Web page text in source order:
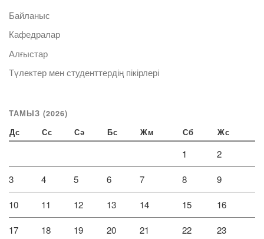
Байланыс
Кафедралар
Алғыстар
Түлектер мен студенттердің пікірлері
ТАМЫЗ (2026)
Дс Сс Сә Бс Жм Сб Жс
1 2
3 4 5 6 7 8 9
10 11 12 13 14 15 16
17 18 19 20 21 22 23